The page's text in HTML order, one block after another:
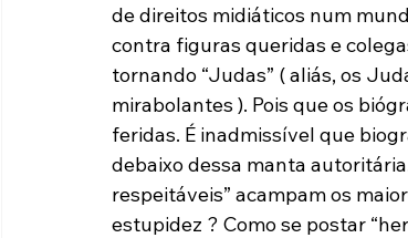
de direitos midiáticos num
contra figuras queridas e
tornando “Judas” ( aliás, os
mirabolantes ). Pois que os
feridas. É inadmissível que
debaixo dessa manta
respeitáveis” acampam os
estupidez ? Como se postar